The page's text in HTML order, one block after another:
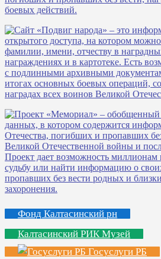
Фонд Калтасинский рн
Калтасинский РИК Музей
Госуслуги РБ